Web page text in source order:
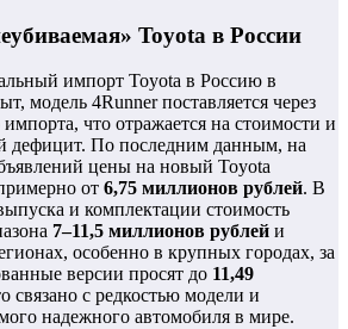
Toyota в России
импорт Toyota в Россию в
модель 4Runner поставляется через
что отражается на стоимости и
дефицит. По последним данным, на
цены на новый Toyota
от 6,75 миллионов рублей. В
и комплектации стоимость
7–11,5 миллионов рублей и
особенно в крупных городах, за
версии просят до 11,49
связано с редкостью модели и
надежного автомобиля в мире.